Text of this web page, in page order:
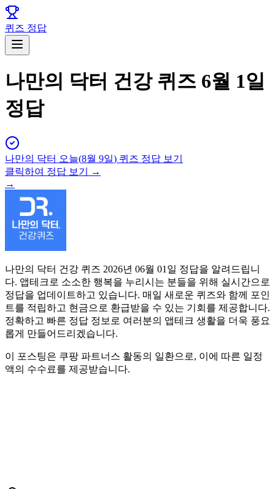
퀴즈 정답
나만의 닥터 건강 퀴즈 6월 1일
정답
나만의 닥터 오늘(8월 9일) 퀴즈 정답 보기
클릭하여 정답 보기 →
→
나만의 닥터 건강 퀴즈 2026년 06월 01일 정답을 알려드립니
다. 앱테크로 소소한 행복을 누리시는 분들을 위해 실시간으로
정답을 업데이트하고 있습니다. 매일 새로운 퀴즈와 함께 포인
트를 적립하고 현금으로 환급받을 수 있는 기회를 제공합니다.
정확하고 빠른 정답 정보로 여러분의 앱테크 생활을 더욱 풍요
롭게 만들어드리겠습니다.
이 포스팅은 쿠팡 파트너스 활동의 일환으로, 이에 따른 일정
액의 수수료를 제공받습니다.